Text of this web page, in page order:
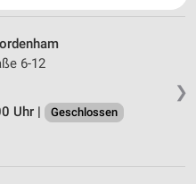
❯
6-12
Uhr |
Geschlossen
Informationen